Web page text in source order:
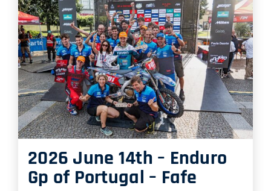
2026 June 14th – Enduro
Gp of Portugal – Fafe